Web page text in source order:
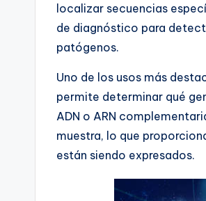
localizar secuencias
de diagnóstico para
patógenos.
Uno de los usos más
permite determinar qué
ADN o ARN
muestra, lo que
están siendo expresados.